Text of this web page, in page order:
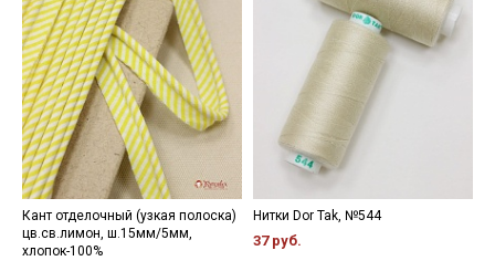
Кант отделочный (узкая полоска)
цв.св.лимон, ш.15мм/5мм,
хлопок-100%
Нитки Dor Tak, №544
37 руб.